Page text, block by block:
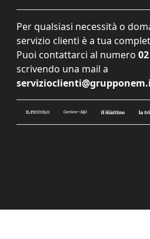
Per qualsiasi necessità o
servizio clienti è a tua
Puoi contattarci al numero
scrivendo una mail a